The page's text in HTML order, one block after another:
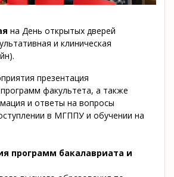
на День открытых дверей
и клиническая
презентация
факультета, а также
и ответы на вопросы
в МГППУ и обучении на
программ бакалавриата и